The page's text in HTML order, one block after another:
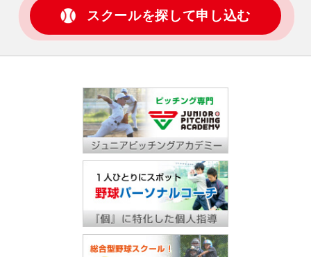
スクールを探して申し込む